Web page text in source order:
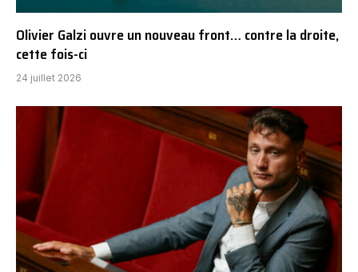
Olivier Galzi ouvre un nouveau front… contre la droite,
cette fois-ci
24 juillet 2026